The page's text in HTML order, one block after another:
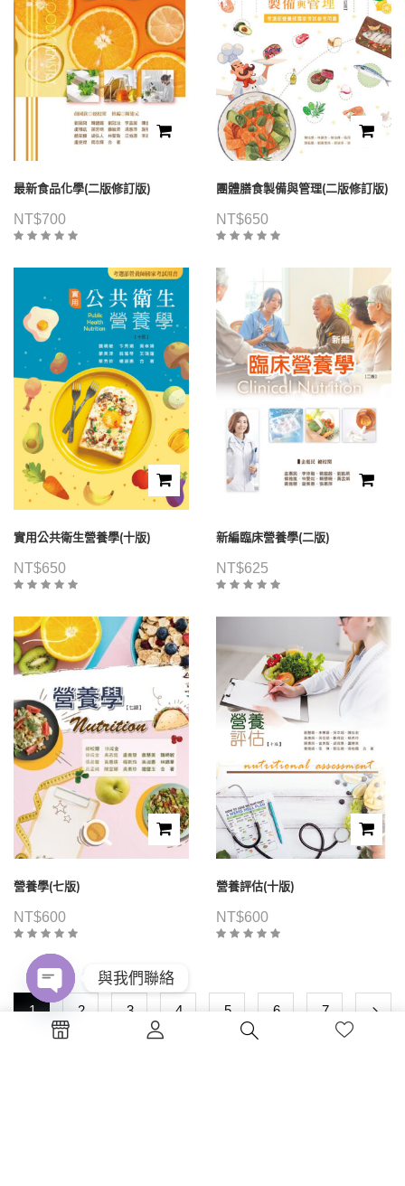
最新食品化學(二版修訂版)
NT$700
團體膳食製備與管理(二版修訂版)
NT$650
實用公共衛生營養學(十版)
NT$650
新編臨床營養學(二版)
NT$625
營養學(七版)
NT$600
營養評估(十版)
NT$600
1 2 3 4 5 6 7
與我們聯絡
Open
chaty